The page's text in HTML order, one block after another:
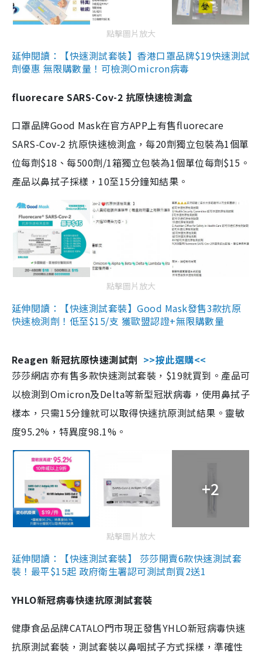
點擊圖片放大
延伸閱讀：【快速測試套裝】香港口罩品牌$19快速測試
劑優惠 無限購數量！可檢測Omicron病毒
fluorecare SARS-Cov-2 抗原快速檢測盒
口罩品牌Good Mask在官方APP上有售fluorecare
SARS-Cov-2 抗原快速檢測盒，每20劑獨立包裝為1個單
位每劑$18、每500劑/1箱獨立包裝為1個單位每劑$15。
產品以鼻拭子採樣，10至15分鐘知結果。
點擊圖片放大
延伸閱讀：【快速測試套裝】Good Mask發售3款抗原
快速檢測劑！低至$15/支 獲歐盟認證+無限購數量
Reagen 新冠抗原快速測試劑 >>按此選購<<
莎莎網店亦有售多款快速測試套裝，$19就買到。產品可
以檢測到Omicron及Delta等新型冠狀病毒，使用鼻拭子
樣本，只需15分鐘就可以取得快速抗原測試結果。靈敏
度95.2%，特異度98.1%。
+2
點擊圖片放大
延伸閱讀：【快速測試套裝】 莎莎開賣6款快速測試套
裝！最平$15起 政府衛生署認可測試劑買2送1
YHLO新冠病毒快速抗原測試套裝
健康食品品牌CATALO門市現正發售YHLO新冠病毒快速
抗原測試套裝，測試套裝以鼻咽拭子方式採樣，準確性